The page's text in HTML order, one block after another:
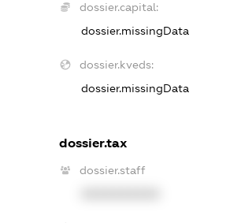
dossier.capital:
dossier.missingData
dossier.kveds:
dossier.missingData
dossier.tax
dossier.staff